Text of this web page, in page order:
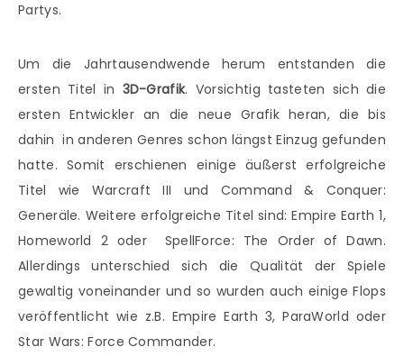
Partys.
Um die Jahrtausendwende herum entstanden die
ersten Titel in 3D-Grafik. Vorsichtig tasteten sich die
ersten Entwickler an die neue Grafik heran, die bis
dahin in anderen Genres schon längst Einzug gefunden
hatte. Somit erschienen einige äußerst erfolgreiche
Titel wie Warcraft III und Command & Conquer:
Generäle. Weitere erfolgreiche Titel sind: Empire Earth 1,
Homeworld 2 oder SpellForce: The Order of Dawn.
Allerdings unterschied sich die Qualität der Spiele
gewaltig voneinander und so wurden auch einige Flops
veröffentlicht wie z.B. Empire Earth 3, ParaWorld oder
Star Wars: Force Commander.